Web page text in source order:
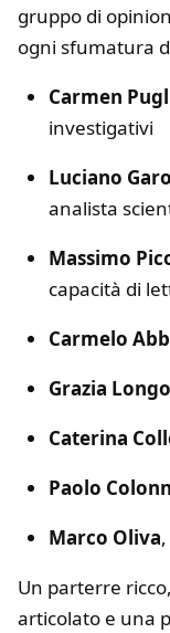
gruppo di
ogni sfumatura
Carmen
investigativi
Luciano
analista
Massimo
capacità di
Carmelo
Grazia Longo
Caterina
Paolo
Marco Oliva
Un parterre
articolato e una